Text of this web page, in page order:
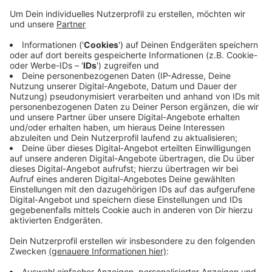
Anzeige
Bei Ingersau zwischen Neunkirchen Seelscheid und
Ruppichteroth fuhr ein LKW in eine Leitplanke, auch
auf der A560 passierte ein Unfall zwischen Niederpleis
und Sankt Augustin. In Königswinter-Ittenbach fuhr
sich ein Autofahrer im Schnee fest. Der Deutschen
Wetterdiensts warnt weiterhin vor Glätte, Frost und
Schnee, die Warnung geht noch bis 18 Uhr heute
Abend.
Anzeige